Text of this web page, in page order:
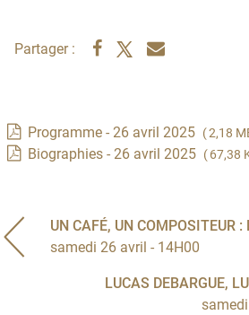
Partager :
Programme - 26 avril 2025 ( 2,18
Biographies - 26 avril 2025 ( 67,38
UN CAFÉ, UN COMPOSITEUR :
samedi 26 avril - 14H00
LUCAS DEBARGUE,